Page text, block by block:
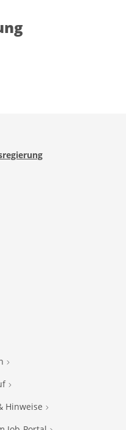
Hinweise